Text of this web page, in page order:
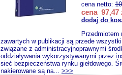
cena netto:
cena 97,47
dodaj do
Przedmiotem
zawartych w publikacji są przede
związane z administracyjnoprawnymi
oddziaływania wykorzystywanymi przez
sieć bezpieczeństwa rynku giełdowego.
nakierowane są na... >>>